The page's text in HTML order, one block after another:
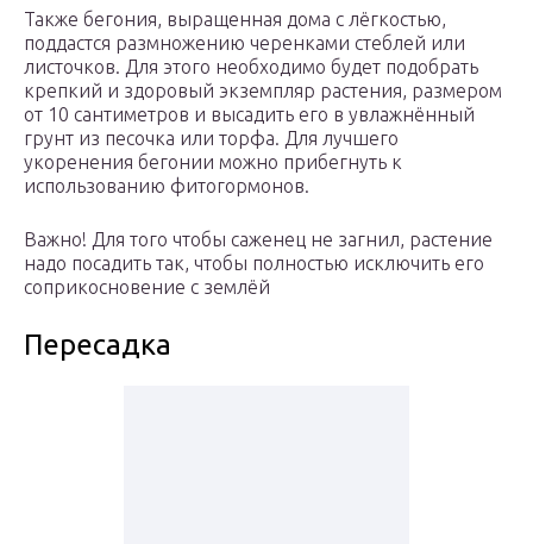
Также бегония, выращенная дома с лёгкостью,
поддастся размножению черенками стеблей или
листочков. Для этого необходимо будет подобрать
крепкий и здоровый экземпляр растения, размером
от 10 сантиметров и высадить его в увлажнённый
грунт из песочка или торфа. Для лучшего
укоренения бегонии можно прибегнуть к
использованию фитогормонов.
Важно! Для того чтобы саженец не загнил, растение
надо посадить так, чтобы полностью исключить его
соприкосновение с землёй
Пересадка